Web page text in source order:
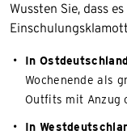
Wussten Sie, dass
In Ostdeutschland
Wochenende als
Outfits mit Anzug
In